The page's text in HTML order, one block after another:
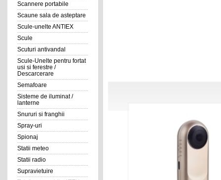
Scannere portabile
Scaune sala de asteptare
Scule-unelte ANTIEX
Scule
Scuturi antivandal
Scule-Unelte pentru fortat
usi si ferestre /
Descarcerare
Semafoare
Sisteme de iluminat /
lanterne
Snururi si franghii
Spray-uri
Spionaj
Statii meteo
Statii radio
Supravietuire